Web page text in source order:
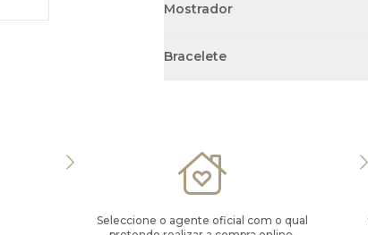
Mostrador
Bracelete
Seleccione o agente oficial com o qual